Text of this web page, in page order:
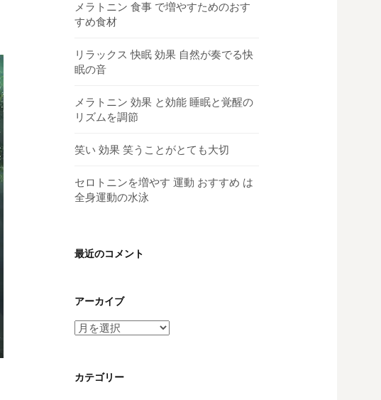
メラトニン 食事 で増やすためのおす
すめ食材
リラックス 快眠 効果 自然が奏でる快
眠の音
メラトニン 効果 と効能 睡眠と覚醒の
リズムを調節
笑い 効果 笑うことがとても大切
セロトニンを増やす 運動 おすすめ は
全身運動の水泳
最近のコメント
アーカイブ
ア
イ
カテゴリー